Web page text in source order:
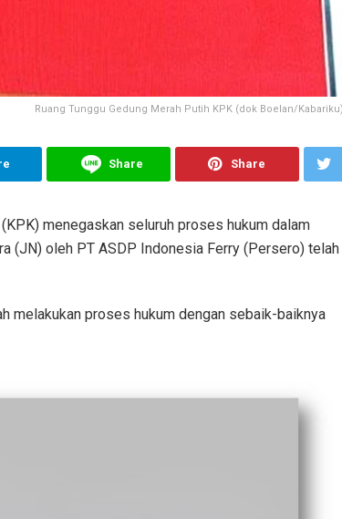
Ruang Tunggu Gedung Merah Putih KPK (dok Boelan/Kabariku)
Share Share
menegaskan seluruh proses hukum dalam
(JN) oleh PT ASDP Indonesia Ferry (Persero) telah
melakukan proses hukum dengan sebaik-baiknya